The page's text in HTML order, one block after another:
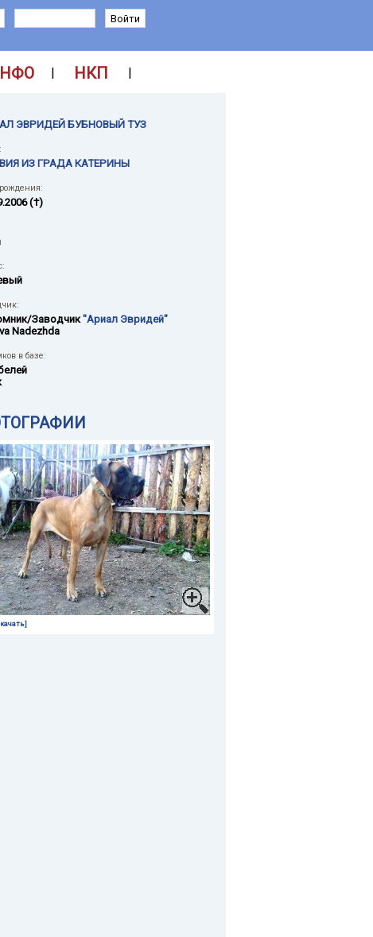
| НКП |
ЭВРИДЕЙ БУБНОВЫЙ ТУЗ
ИЗ ГРАДА КАТЕРИНЫ
(†)
Заводчик"Ариал Эвридей"
Nadezhda
в базе: